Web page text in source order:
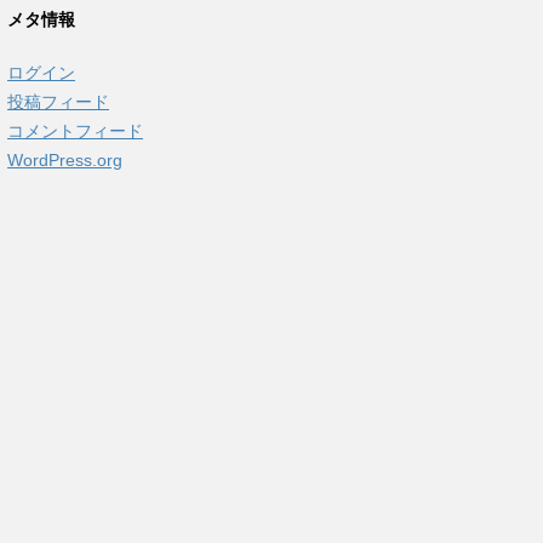
カ
ブ
メタ情報
ログイン
投稿フィード
コメントフィード
WordPress.org